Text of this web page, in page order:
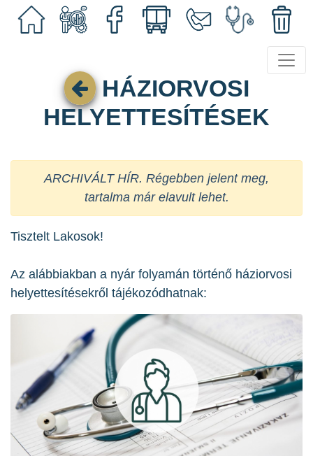
HÁZIORVOSI
HELYETTESÍTÉSEK
ARCHIVÁLT HÍR. Régebben jelent meg,
tartalma már elavult lehet.
Tisztelt Lakosok!
Az alábbiakban a nyár folyamán történő háziorvosi
helyettesítésekről tájékozódhatnak: